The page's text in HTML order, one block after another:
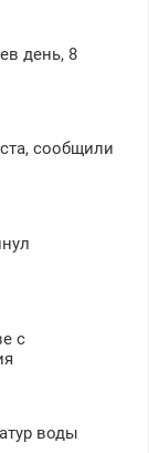
день, 8
сообщили
с
воды